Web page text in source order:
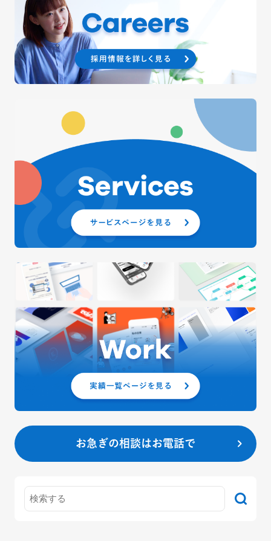
お急ぎの相談はお電話で